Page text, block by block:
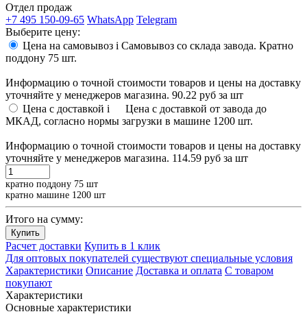
Отдел продаж
+7 495 150-09-65 WhatsApp Telegram
Выберите цену:
Цена на самовывоз i Самовывоз со склада завода. Кратно
поддону 75 шт.
Информацию о точной стоимости товаров и цены на доставку
уточняйте у менеджеров магазина. 90.22 руб за шт
Цена с доставкой i
Цена с доставкой от завода до
МКАД, согласно нормы загрузки в машине 1200 шт.
Информацию о точной стоимости товаров и цены на доставку
уточняйте у менеджеров магазина. 114.59 руб за шт
кратно поддону 75 шт
кратно машине 1200 шт
Итого на сумму:
Купить
Расчет доставки Купить в 1 клик
Для оптовых покупателей существуют специальные условия
Характеристики Описание Доставка и оплата С товаром
покупают
Характеристики
Основные характеристики